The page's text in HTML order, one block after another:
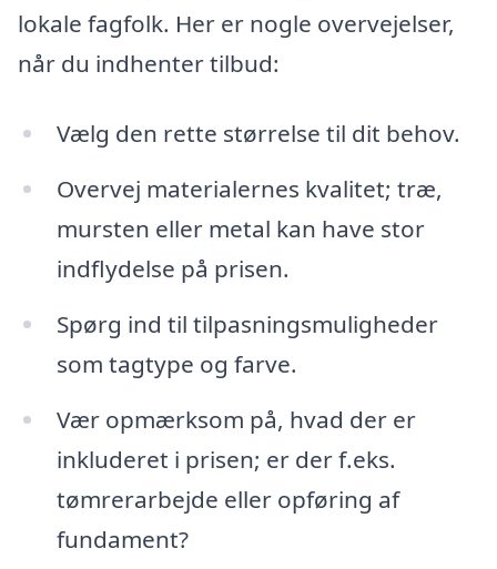
lokale fagfolk. Her er nogle overvejelser,
når du indhenter tilbud:
Vælg den rette størrelse til dit behov.
Overvej materialernes kvalitet; træ,
mursten eller metal kan have stor
indflydelse på prisen.
Spørg ind til tilpasningsmuligheder
som tagtype og farve.
Vær opmærksom på, hvad der er
inkluderet i prisen; er der f.eks.
tømrerarbejde eller opføring af
fundament?